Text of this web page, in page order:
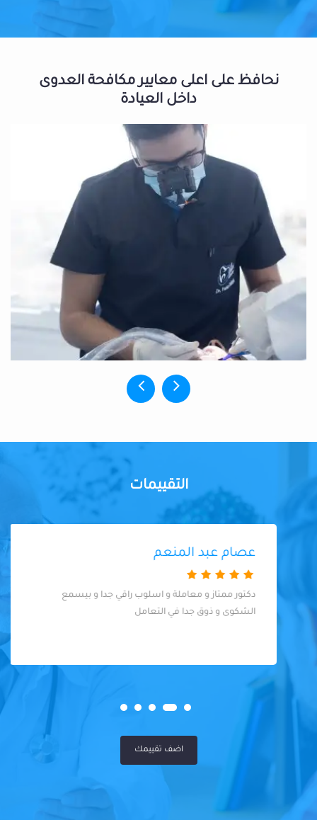
نحافظ على اعلى معايير مكافحة العدوى
داخل العيادة
التقييمات
عصام عبد المنعم
دكتور ممتاز و معاملة و اسلوب راقي جدا و بيسمع
الشكوى و ذوق جدا في التعامل
اضف تقييمك